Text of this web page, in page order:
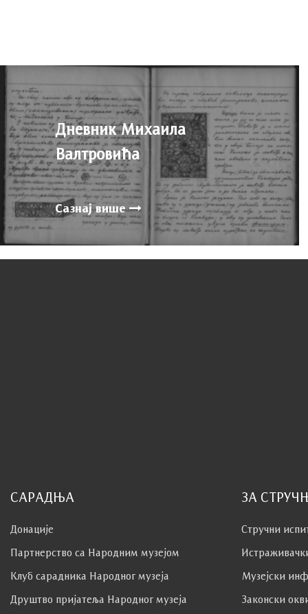
Дневник Михаила
Валтровића
Сазнај више
САРАДЊА
Донације
Партнерство са Народним музејoм
Клуб сaрaдникa Народног музеја
Друштво пријатеља Народног музеја
ЗА
Стручни
Музејски
Законски